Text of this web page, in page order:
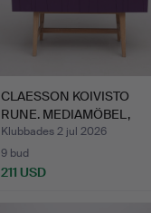
CLAESSON KOIVISTO
RUNE. MEDIAMÖBEL,
"VASS"…
Klubbades 2 jul 2026
9 bud
211 USD